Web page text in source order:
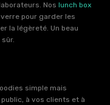
Nos lunch box
pour garder les
la légèreté. Un beau
simple mais
à vos clients et à